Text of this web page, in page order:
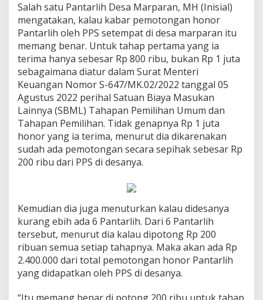
Salah satu Pantarlih Desa Marparan, MH (Inisial)
mengatakan, kalau kabar pemotongan honor
Pantarlih oleh PPS setempat di desa marparan itu
memang benar. Untuk tahap pertama yang ia
terima hanya sebesar Rp 800 ribu, bukan Rp 1 juta
sebagaimana diatur dalam Surat Menteri
Keuangan Nomor S-647/MK.02/2022 tanggal 05
Agustus 2022 perihal Satuan Biaya Masukan
Lainnya (SBML) Tahapan Pemilihan Umum dan
Tahapan Pemilihan. Tidak genapnya Rp 1 juta
honor yang ia terima, menurut dia dikarenakan
sudah ada pemotongan secara sepihak sebesar Rp
200 ribu dari PPS di desanya.
Kemudian dia juga menuturkan kalau didesanya
kurang ebih ada 6 Pantarlih. Dari 6 Pantarlih
tersebut, menurut dia kalau dipotong Rp 200
ribuan semua setiap tahapnya. Maka akan ada Rp
2.400.000 dari total pemotongan honor Pantarlih
yang didapatkan oleh PPS di desanya.